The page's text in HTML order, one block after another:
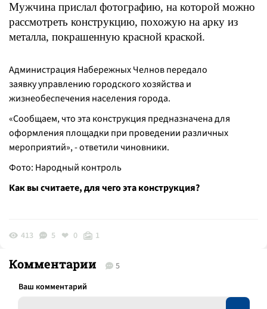
Мужчина прислал фотографию, на которой можно
рассмотреть конструкцию, похожую на арку из
металла, покрашенную красной краской.
Администрация Набережных Челнов передало
заявку управлению городского хозяйства и
жизнеобеспечения населения города.
«Сообщаем, что эта конструкция предназначена для
оформления площадки при проведении различных
мероприятий», - ответили чиновники.
Фото: Народный контроль
Как вы считаете, для чего эта конструкция?
413 5 0 1
Комментарии 5